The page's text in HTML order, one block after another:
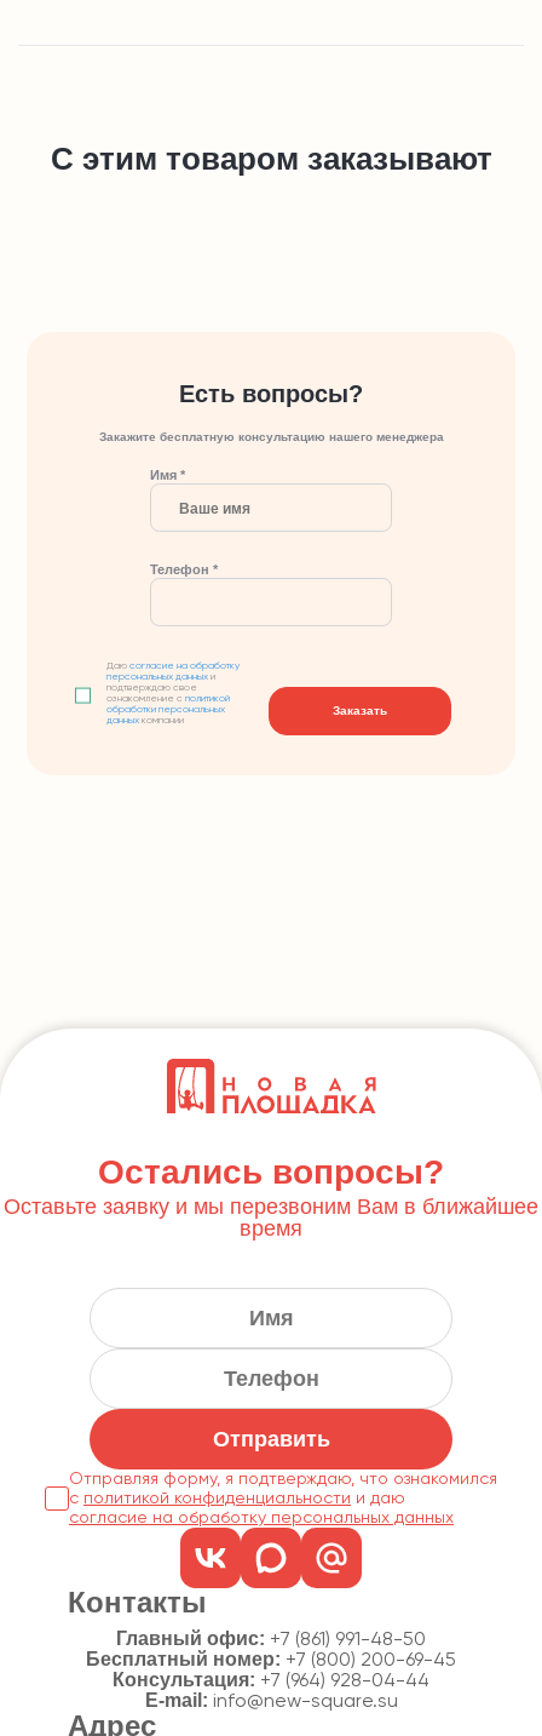
С этим товаром заказывают
Есть вопросы?
Закажите бесплатную консультацию нашего менеджера
Имя *
Телефон *
Даюсогласие на обработку
персональных данных и
подтверждаю свое
ознакомление сполитикой
обработки персональных
данных компании
Заказать
Остались вопросы?
Оставьте заявку и мы перезвоним Вам в ближайшее
время
Отправить
Отправляя форму, я подтверждаю, что ознакомился
с политикой конфиденциальности
согласие на обработку персональных данных
Контакты
Главный офис: +7 (861) 991-48-50
Бесплатный номер: +7 (800) 200-69-45
Консультация: +7 (964) 928-04-44
E-mail: info@new-square.su
Адрес